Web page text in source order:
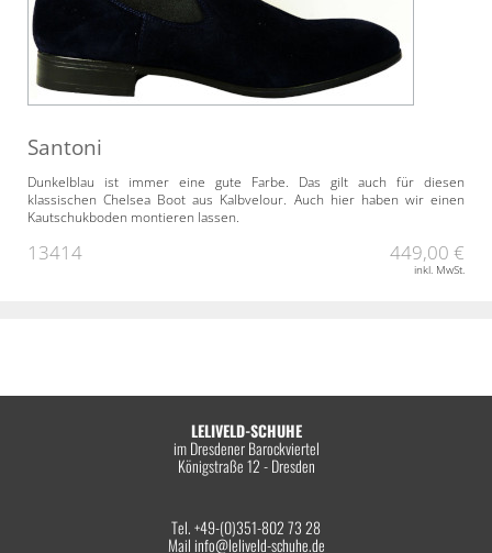
Santoni
Dunkelblau ist immer eine gute Farbe. Das gilt auch für diesen
klassischen Chelsea Boot aus Kalbvelour. Auch hier haben wir einen
Kautschukboden montieren lassen.
13414 449,00 €
inkl. MwSt.
LELIVELD-SCHUHE
im Dresdener Barockviertel
Königstraße 12 - Dresden
Tel. +49-(0)351-802 73 28
Mail info@leliveld-schuhe.de